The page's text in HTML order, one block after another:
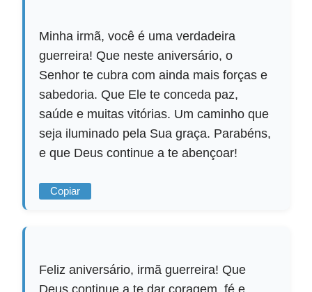
Minha irmã, você é uma verdadeira
guerreira! Que neste aniversário, o
Senhor te cubra com ainda mais forças e
sabedoria. Que Ele te conceda paz,
saúde e muitas vitórias. Um caminho que
seja iluminado pela Sua graça. Parabéns,
e que Deus continue a te abençoar!
Copiar
Feliz aniversário, irmã guerreira! Que